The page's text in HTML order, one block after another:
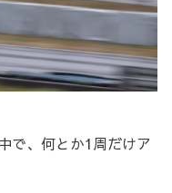
で、何とか1周だけア